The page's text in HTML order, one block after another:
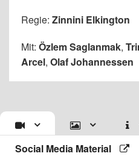
Regie: Zinnini Elkington
Mit: Özlem Saglanmak,
Arcel, Olaf Johannessen
Social Media Material